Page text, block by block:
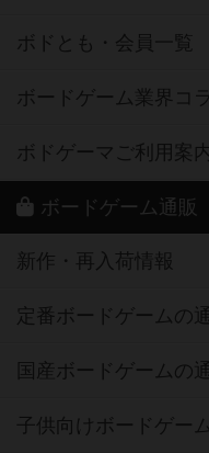
ボドとも・会員一覧
ボードゲーム業界コ
ボドゲーマご利用案
ボードゲーム通販
新作・再入荷情報
定番ボードゲームの
国産ボードゲームの
子供向けボードゲー